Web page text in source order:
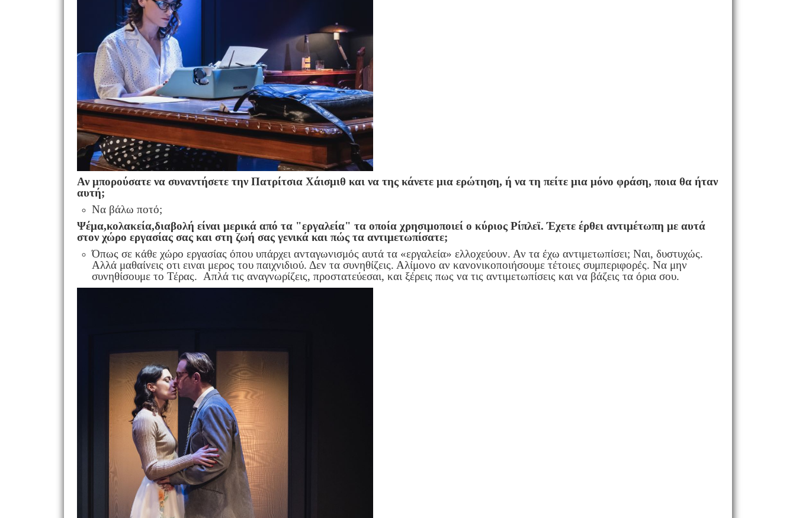
Αν μπορούσατε να συναντήσετε την Πατρίτσια Χάισμιθ και να της κάνετε μια ερώτηση, ή να τη πείτε μια μόνο φράση, ποια θα ήταν
αυτή;
Να βάλω ποτό;
Ψέμα,κολακεία,διαβολή είναι μερικά από τα "εργαλεία" τα οποία χρησιμοποιεί ο κύριος Ρίπλεϊ. Έχετε έρθει αντιμέτωπη με αυτά
στον χώρο εργασίας σας και στη ζωή σας γενικά και πώς τα αντιμετωπίσατε;
Όπως σε κάθε χώρο εργασίας όπου υπάρχει ανταγωνισμός αυτά τα «εργαλεία» ελλοχεύουν. Αν τα έχω αντιμετωπίσει; Ναι, δυστυχώς.
Αλλά μαθαίνεις οτι ειναι μερος του παιχνιδιού. Δεν τα συνηθίζεις. Αλίμονο αν κανονικοποιήσουμε τέτοιες συμπεριφορές. Να μην
συνηθίσουμε το Τέρας. Απλά τις αναγνωρίζεις, προστατεύεσαι, και ξέρεις πως να τις αντιμετωπίσεις και να βάζεις τα όρια σου.